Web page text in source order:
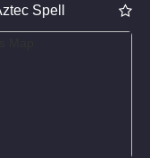
Spell